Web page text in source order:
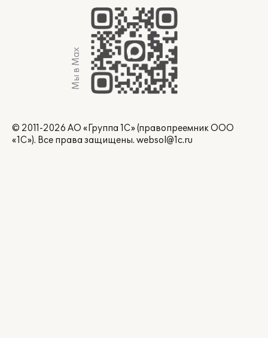
Мы в Max
© 2011-2026 АО «Группа 1С» (правопреемник ООО
«1С»). Все права защищены. websol@1c.ru